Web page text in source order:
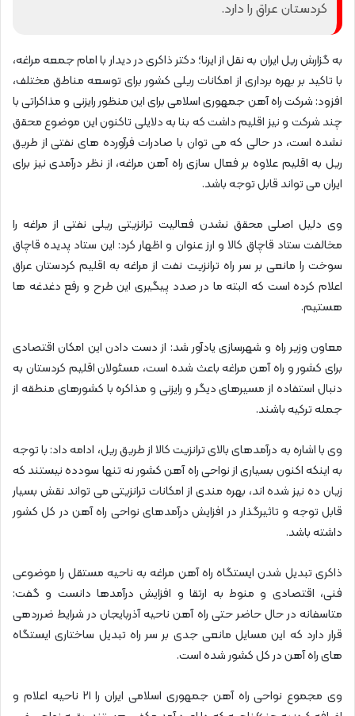
کردستان عراق را دارد.
به گزارش ریل ایران به نقل از ایرنا؛ دکتر ذاکری در دیدار با امام جمعه مراغه،
با تاکید بر بهره برداری از امکانات ریلی کشور برای توسعه مناطق مختلف،
افزود: شرکت راه آهن جمهوری اسلامی برای این منظور رایزنی و مذاکراتی با
چند شرکت و نیز اقلیم داشت که بنا به دلایلی تاکنون این موضوع محقق
نشده است، در حالی که می توان با صادرات فرآورده های نفتی از طریق
ریل به اقلیم علاوه بر فعال سازی راه آهن مراغه، از نظر درآمدی نیز برای
ایران می تواند قابل توجه باشد.
وی دلیل اصلی محقق نشدن فعالیت ترانزیتی ریلی نفتی از مراغه را
مخالفت ستاد قاچاق کالا و ارز عنوان و اظهار کرد: این ستاد پدیده قاچاق
سوخت را مانعی بر سر راه ترانزیت نفت از مراغه به اقلیم کردستان عراق
اعلام کرده است که البته ما در صدد پیگیری این طرح و رفع دغدغه ها
هستیم.
معاون وزیر راه و شهرسازی یادآور شد: از دست دادن این امکان اقتصادی
برای کشور و راه آهن مراغه باعث شده است، مسئولان اقلیم کردستان به
دنبال استفاده از مسیرهای دیگر و رایزنی و مذاکره با کشورهای منطقه از
جمله ترکیه باشند.
وی با اشاره به درآمدهای بالای ترانزیت کالا از طریق ریل، ادامه داد: با توجه
به اینکه اکنون بسیاری از نواحی راه آهن کشور نه تنها سودده نیستند که
زیان ده نیز شده اند، بهره مندی از امکانات ترانزیتی می تواند نقش بسیار
قابل توجه و تاثیرگذار در افزایش درآمدهای نواحی راه آهن در کل کشور
داشته باشد.
ذاکری تبدیل شدن ایستگاه راه آهن مراغه به ناحیه مستقل را موضوعی
فنی، اقتصادی و منوط به ارتقا و افزایش درآمدها دانست و گفت:
متاسفانه در حال حاضر حتی راه آهن ناحیه آذربایجان در شرایط ضرردهی
قرار دارد که این مسایل مانعی جدی بر سر راه تبدیل ساختاری ایستگاه
های راه آهن در کل کشور شده است.
وی مجموع نواحی راه آهن جمهوری اسلامی ایران را ۲۱ ناحیه اعلام و